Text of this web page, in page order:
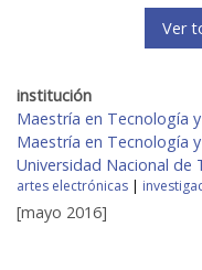
Ver
institución
Maestría en Tecnología
Maestría en Tecnología
Universidad Nacional de
artes electrónicas |
[mayo 2016]